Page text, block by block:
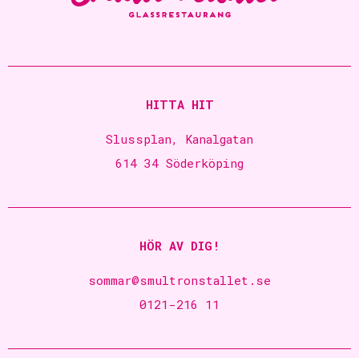
HITTA HIT
Slussplan, Kanalgatan
614 34 Söderköping
HÖR AV DIG!
sommar@smultronstallet.se
0121-216 11